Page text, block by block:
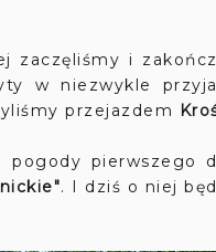
zaczęliśmy i
w niezwykle
przejazdem
pogody pierwszego
. I dziś o niej